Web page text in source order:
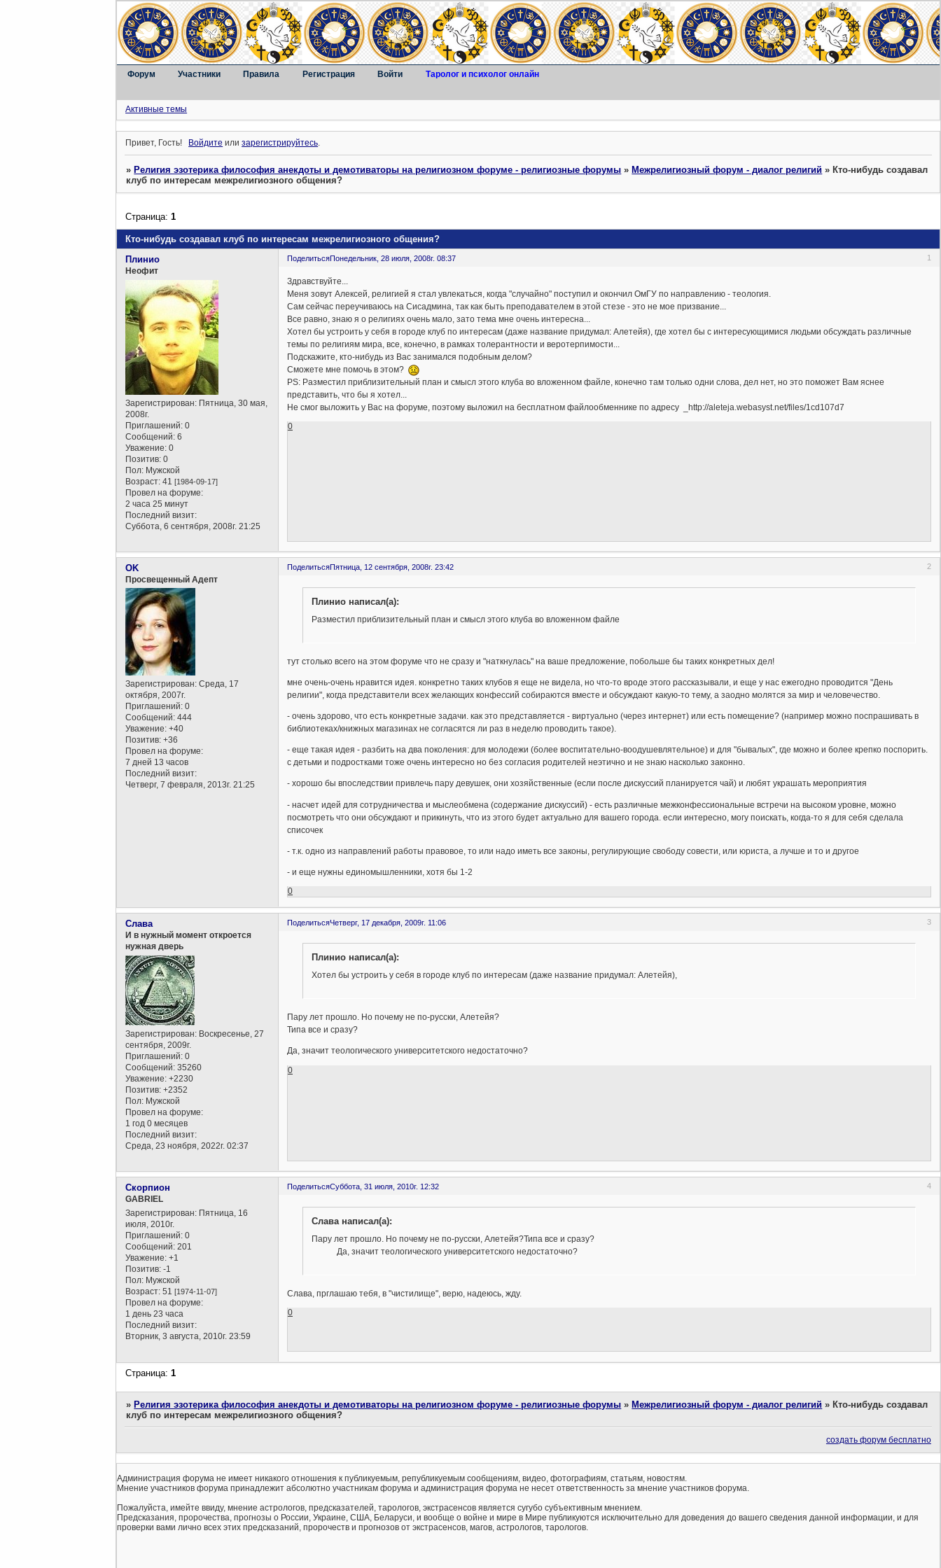
Форум Участники Правила Регистрация Войти Таролог и психолог онлайн
Активные темы
Привет, Гость! Войдите илизарегистрируйтесь.
»Религия эзотерика философия анекдоты и демотиваторы на религиозном форуме - религиозные форумы »Межрелигиозный форум - диалог религий »Кто-нибудь создавал
клуб по интересам межрелигиозного общения?
Кто-нибудь создавал клуб по интересам межрелигиозного общения?
Страница:1
Поделиться 1
Понедельник, 28 июля, 2008г. 08:37
Плинио
Неофит
Зарегистрирован: Пятница, 30 мая,
2008г.
Приглашений: 0
Сообщений: 6
Уважение: 0
Позитив: 0
Пол: Мужской
Возраст: 41[1984-09-17]
Провел на форуме:
2 часа 25 минут
Последний визит:
Суббота, 6 сентября, 2008г. 21:25
Здравствуйте...
Меня зовут Алексей, религией я стал увлекаться, когда "случайно" поступил и окончил ОмГУ по направлению - теология.
Сам сейчас переучиваюсь на Сисадмина, так как быть преподавателем в этой стезе - это не мое призвание...
Все равно, знаю я о религиях очень мало, зато тема мне очень интересна...
Хотел бы устроить у себя в городе клуб по интересам (даже название придумал: Алетейя), где хотел бы с интересующимися людьми обсуждать различные
темы по религиям мира, все, конечно, в рамках толерантности и веротерпимости...
Подскажите, кто-нибудь из Вас занимался подобным делом?
Сможете мне помочь в этом?
PS: Разместил приблизительный план и смысл этого клуба во вложенном файле, конечно там только одни слова, дел нет, но это поможет Вам яснее
представить, что бы я хотел...
Не смог выложить у Вас на форуме, поэтому выложил на бесплатном файлообменнике по адресу _http://aleteja.webasyst.net/files/1cd107d7
0
Поделиться 2
Пятница, 12 сентября, 2008г. 23:42
OK
Просвещенный Адепт
Зарегистрирован: Среда, 17
октября, 2007г.
Приглашений: 0
Сообщений: 444
Уважение: +40
Позитив: +36
Провел на форуме:
7 дней 13 часов
Последний визит:
Четверг, 7 февраля, 2013г. 21:25
Плинио написал(а):
Разместил приблизительный план и смысл этого клуба во вложенном файле
тут столько всего на этом форуме что не сразу и "наткнулась" на ваше предложение, побольше бы таких конкретных дел!
мне очень-очень нравится идея. конкретно таких клубов я еще не видела, но что-то вроде этого рассказывали, и еще у нас ежегодно проводится "День
религии", когда представители всех желающих конфессий собираются вместе и обсуждают какую-то тему, а заодно молятся за мир и человечество.
- очень здорово, что есть конкретные задачи. как это представляется - виртуально (через интернет) или есть помещение? (например можно поспрашивать в
библиотеках/книжных магазинах не согласятся ли раз в неделю проводить такое).
- еще такая идея - разбить на два поколения: для молодежи (более воспитательно-воодушевлятельное) и для "бывалых", где можно и более крепко поспорить.
с детьми и подростками тоже очень интересно но без согласия родителей неэтично и не знаю насколько законно.
- хорошо бы впоследствии привлечь пару девушек, они хозяйственные (если после дискуссий планируется чай) и любят украшать мероприятия
- насчет идей для сотрудничества и мыслеобмена (содержание дискуссий) - есть различные межконфессиональные встречи на высоком уровне, можно
посмотреть что они обсуждают и прикинуть, что из этого будет актуально для вашего города. если интересно, могу поискать, когда-то я для себя сделала
списочек
- т.к. одно из направлений работы правовое, то или надо иметь все законы, регулирующие свободу совести, или юриста, а лучше и то и другое
- и еще нужны единомышленники, хотя бы 1-2
0
Поделиться 3
Четверг, 17 декабря, 2009г. 11:06
Слава
И в нужный момент откроется
нужная дверь
Зарегистрирован: Воскресенье, 27
сентября, 2009г.
Приглашений: 0
Сообщений: 35260
Уважение: +2230
Позитив: +2352
Пол: Мужской
Провел на форуме:
1 год 0 месяцев
Последний визит:
Среда, 23 ноября, 2022г. 02:37
Плинио написал(а):
Хотел бы устроить у себя в городе клуб по интересам (даже название придумал: Алетейя),
Пару лет прошло. Но почему не по-русски, Алетейя?
Типа все и сразу?
Да, значит теологического университетского недостаточно?
0
Поделиться 4
Суббота, 31 июля, 2010г. 12:32
Скорпион
GABRIEL
Зарегистрирован: Пятница, 16
июля, 2010г.
Приглашений: 0
Сообщений: 201
Уважение: +1
Позитив: -1
Пол: Мужской
Возраст: 51[1974-11-07]
Провел на форуме:
1 день 23 часа
Последний визит:
Вторник, 3 августа, 2010г. 23:59
Слава написал(а):
Пару лет прошло. Но почему не по-русски, Алетейя?Типа все и сразу?
Да, значит теологического университетского недостаточно?
Слава, прглашаю тебя, в "чистилище", верю, надеюсь, жду.
0
Страница:1
» Религия эзотерика философия анекдоты и демотиваторы на религиозном форуме - религиозные форумы » Межрелигиозный форум - диалог религий » Кто-нибудь создавал
клуб по интересам межрелигиозного общения?
создать форум бесплатно
Администрация форума не имеет никакого отношения к публикуемым, републикуемым сообщениям, видео, фотографиям, статьям, новостям.
Мнение участников форума принадлежит абсолютно участникам форума и администрация форума не несет ответственность за мнение участников форума.
Пожалуйста, имейте ввиду, мнение астрологов, предсказателей, тарологов, экстрасенсов является сугубо субъективным мнением.
Предсказания, пророчества, прогнозы о России, Украине, США, Беларуси, и вообще о войне и мире в Мире публикуются исключительно для доведения до вашего сведения данной информации, и для
проверки вами лично всех этих предсказаний, пророчеств и прогнозов от экстрасенсов, магов, астрологов, тарологов.